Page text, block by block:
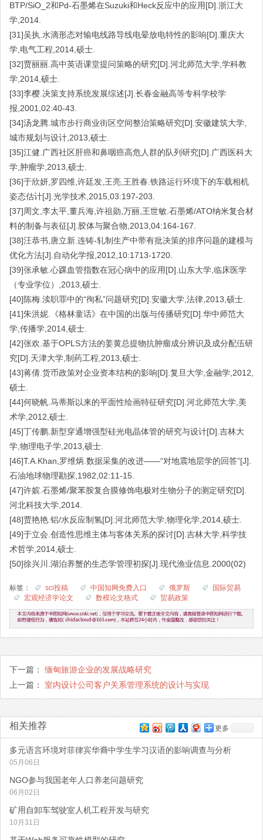
BTP/SiO_2和Pd-石墨烯在Suzuki和Heck反应中的应用[D].浙江大
学,2014.
[31]吴执.水滴形态对输电线路导线电晕放电特性的影响[D].重庆大
学,电气工程,2014,硕士.
[32]贾丽丽.高中英语课堂提问策略的研究[D].河北师范大学,学科教
学,2014,硕士.
[33]李樱.决策支持系统发展综述[J].长春金融高等专科学校学
报,2001,02:40-43.
[34]汤龙腾.城市步行商业街区空间整治策略研究[D].安徽建筑大学,
城市规划与设计,2013,硕士.
[35]江健.广西社区肝癌和鼻咽癌高危人群的队列研究[D].广西医科大
学,肿瘤学,2013,硕士.
[36]于欣妍,罗四维,许廷发,王亮,王胜春.铁路运行环境下的车载相机
姿态估计[J].光学技术,2015,03:197-203.
[37]周文,李太平,董兵海,许祖勋,万丽,王世敏.石墨烯/ATO纳米复合材
料的制备与表征[J].胶体与聚合物,2013,04:164-167.
[38]汪恭书,唐立新.连铸-轧制生产中带有批决策的排序问题的建模与
优化方法[J].自动化学报,2012,10:1713-1720.
[39]张承敏.心踝血管指数在冠心病中的应用[D].山东大学,临床医学
（专业学位）,2013,硕士.
[40]陈梅.渎职罪中的“徇私”问题研究[D].安徽大学,法律,2013,硕士.
[41]朱洪妮.《格林童话》在中国的出版与传播研究[D].华中师范大
学,传播学,2014,硕士.
[42]张欢.基于OPLS方法的姜黄总提物抗肿瘤成分辨识及成分配伍研
究[D].天津大学,制药工程,2013,硕士.
[43]蒋倩.货币政策对企业资本结构的影响[D].复旦大学,金融学,2012,
硕士.
[44]何晓帆.马蒂斯以来的平面性绘画特征研究[D].河北师范大学,美
术学,2012,硕士.
[45]丁传鹏.新型穿通增强型硅光电晶体管的研究与设计[D].吉林大
学,物理电子学,2013,硕士.
[46]T.A.Khan,罗维炳.数据采集的改进——“对地震地层学的回答”[J].
石油地球物理勘探,1982,02:11-15.
[47]许嫔.石墨烯/聚苯胺复合膜修饰电极对生物分子的测定研究[D].
河北科技大学,2014.
[48]贾艳艳.铝/水反应制氢[D].河北师范大学,物理化学,2014,硕士.
[49]于立会.创造性思维主体与客体关系的探讨[D].吉林大学,科学技
术哲学,2014,硕士.
[50]徐兴川.湖泊养蟹的生态学管理初探[J].现代渔业信息.2000(02)
标签： sci投稿 中国知网免费入口 俄罗斯
国际贸易
宏观经济学论文
数模论文格式 贸易政策
下一篇： 缅甸旅游企业的发展战略研究
上一篇： 室内设计公司客户关系管理系统的设计与实现
相关推荐 更多
多元语言环境对菲律宾华裔中学生学习汉语的影响调查与分析
05月06日
NGO参与我国老年人口养老问题研究
06月02日
矿用自卸车驾驶室人机工程开发与研究
10月31日